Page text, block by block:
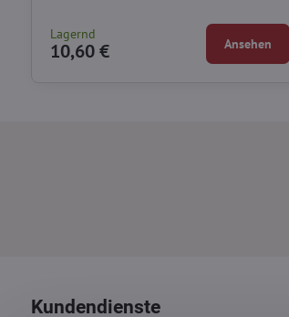
Lagernd
10,60 € Ansehen
Kundendienste